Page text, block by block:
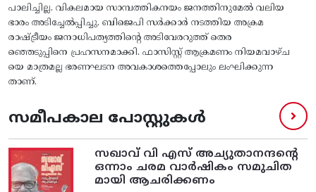
പാലിച്ചില്ല. വികലമായ സാമ്പത്തികനയം ജനത്തിനുമേൽ വലിയ
ഭാരം അടിച്ചേൽപ്പിച്ചു. ബിജെപി സർക്കാർ നടത്തിയ അക്രമ
രാഷ്ട്രീയം ജനാധിപത്യത്തിന്റെ അടിവേരറുത്ത്‌ തെര
ഞ്ഞെടുപ്പിനെ പ്രഹസനമാക്കി. ഫാസിസ്റ്റ് ആക്രമണം നിയമവാഴ്ച
യെ മാത്രമല്ല ഭരണഘടന അവകാശത്തെപ്പോലും ലംഘിക്കുന്ന
താണ്.
സമീപകാല പോസ്റ്റുകൾ
സഖാവ് വി എസ്‌ അച്യുതാനന്ദന്റെ
ഒന്നാം ചരമ വാര്‍ഷികം സമുചിത
മായി ആചരിക്കണം